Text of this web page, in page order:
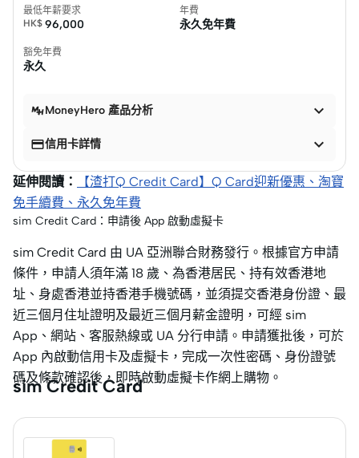
最低年薪要求
HK$ 96,000
年費
永久免年費
豁免年費
永久
MoneyHero 產品分析 
信用卡詳情 
延伸閱讀：
【渣打Q Credit Card】Q Card迎新優惠、淘寶
免手續費、永久免年費
sim Credit Card：申請後 App 啟動虛擬卡
sim Credit Card 由 UA 亞洲聯合財務發行。根據官方申請
條件，申請人須年滿 18 歲、為香港居民、持有效香港地
址、身處香港並持香港手機號碼，並須提交香港身份證、最
近三個月住址證明及最近三個月薪金證明，可經 sim
App、網站、客服熱線或 UA 分行申請。申請獲批後，可於
App 內啟動信用卡及虛擬卡，完成一次性密碼、身份證號
碼及條款確認後，即時啟動虛擬卡作網上購物。
sim Credit Card